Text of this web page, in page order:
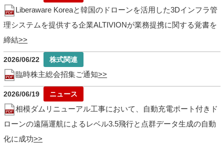
Liberaware Koreaと韓国のドローンを活用した3Dインフラ管
理システムを提供する企業ALTIVIONが業務提携に関する覚書を
締結
2026/06/22
臨時株主総会招集ご通知
2026/06/19
相模ダムリニューアル工事において、自動充電ポート付きド
ローンの遠隔運航によるレベル3.5飛行と点群データ生成の自動
化に成功